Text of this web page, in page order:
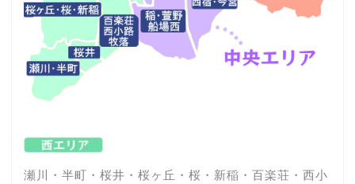
瀬川・半町・桜井・桜ヶ丘・桜・新稲・百楽荘・西小